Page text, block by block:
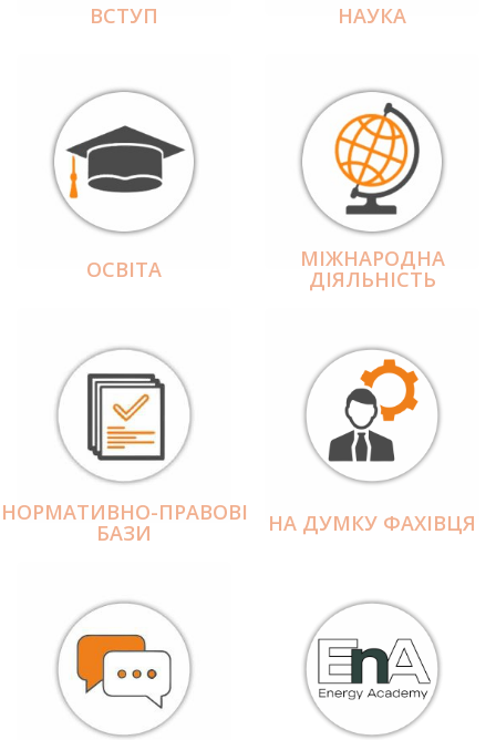
ВСТУП НАУКА
ОСВІТА МІЖНАРОДНА
ДІЯЛЬНІCТЬ
НОРМАТИВНО-ПРАВОВІ
БАЗИ НА ДУМКУ ФАХІВЦЯ